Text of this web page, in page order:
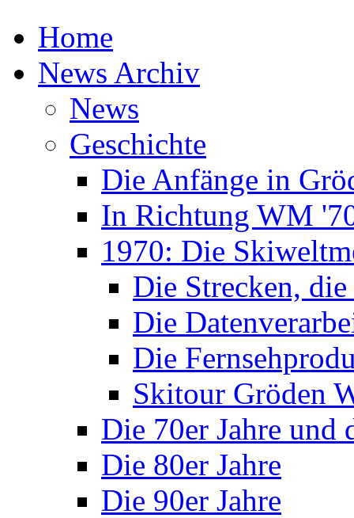
Home
News Archiv
News
Geschichte
Die Anfänge in
In Richtung WM
1970: Die
Die Strecken,
Die
Die
Skitour Gröden
Die 70er Jahre und
Die 80er Jahre
Die 90er Jahre